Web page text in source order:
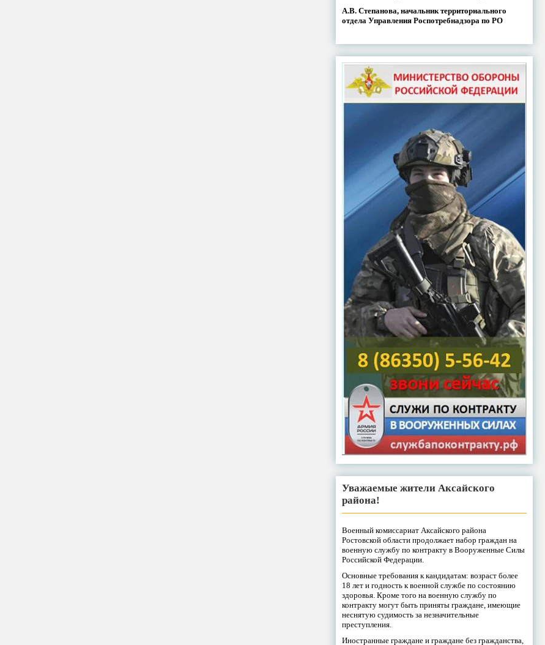
А.В. Степанова, начальник территориального
отдела Управления Роспотребнадзора по РО
Уважаемые жители Аксайского
района!
Военный комиссариат Аксайского района
Ростовской области продолжает набор граждан на
военную службу по контракту в Вооруженные Силы
Российской Федерации.
Основные требования к кандидатам: возраст более
18 лет и годность к военной службе по состоянию
здоровья. Кроме того на военную службу по
контракту могут быть приняты граждане, имеющие
неснятую судимость за незначительные
преступления.
Иностранные граждане и граждане без гражданства,